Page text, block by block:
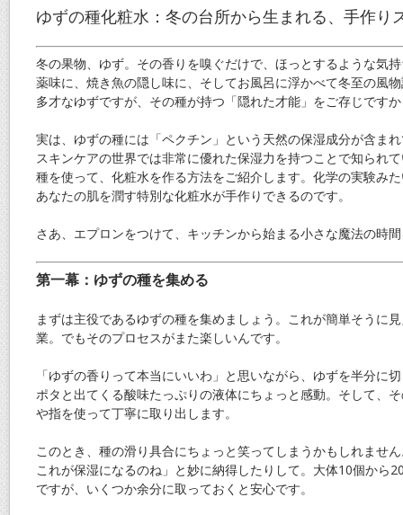
ゆずの種化粧水：冬の台所から生まれる、手作り
冬の果物、ゆず。その香りを嗅ぐだけで、ほっとするような気
薬味に、焼き魚の隠し味に、そしてお風呂に浮かべて冬至の風
多才なゆずですが、その種が持つ「隠れた才能」をご存じです
実は、ゆずの種には「ペクチン」という天然の保湿成分が含ま
スキンケアの世界では非常に優れた保湿力を持つことで知られ
種を使って、化粧水を作る方法をご紹介します。化学の実験み
あなたの肌を潤す特別な化粧水が手作りできるのです。
さあ、エプロンをつけて、キッチンから始まる小さな魔法の時
第一幕：ゆずの種を集める
まずは主役であるゆずの種を集めましょう。これが簡単そうに
業。でもそのプロセスがまた楽しいんです。
「ゆずの香りって本当にいいわ」と思いながら、ゆずを半分に
ポタと出てくる酸味たっぷりの液体にちょっと感動。そして、
や指を使って丁寧に取り出します。
このとき、種の滑り具合にちょっと笑ってしまうかもしれませ
これが保湿になるのね」と妙に納得したりして。大体10個から
ですが、いくつか余分に取っておくと安心です。